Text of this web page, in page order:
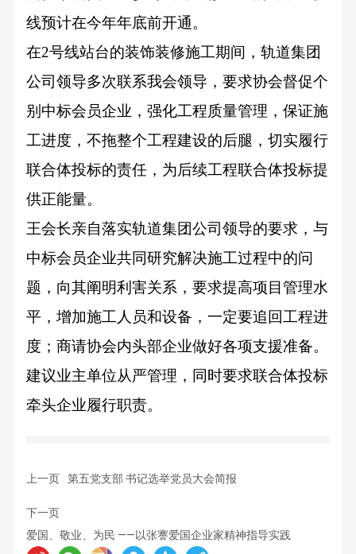
线预计在今年年底前开通。
在2号线站台的装饰装修施工期间，轨道集团
公司领导多次联系我会领导，要求协会督促个
别中标会员企业，强化工程质量管理，保证施
工进度，不拖整个工程建设的后腿，切实履行
联合体投标的责任，为后续工程联合体投标提
供正能量。
王会长亲自落实轨道集团公司领导的要求，与
中标会员企业共同研究解决施工过程中的问
题，向其阐明利害关系，要求提高项目管理水
平，增加施工人员和设备，一定要追回工程进
度；商请协会内头部企业做好各项支援准备。
建议业主单位从严管理，同时要求联合体投标
牵头企业履行职责。
上一页 第五党支部 书记选举党员大会简报
下一页
爱国、敬业、为民 ——以张謇爱国企业家精神指导实践